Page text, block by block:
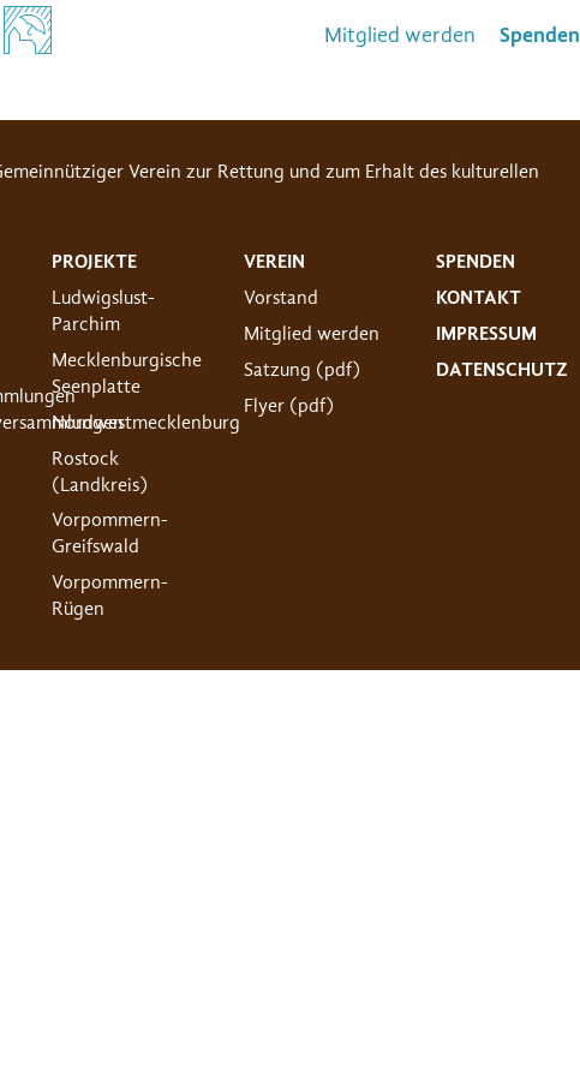
Mitglied werden Spenden
Verein zur Rettung und zum Erhalt des kulturellen
PROJEKTE
Ludwigslust-
Parchim
Mecklenburgische
Seenplatte
Nordwestmecklenburg
Rostock
(Landkreis)
Vorpommern-
Greifswald
Vorpommern-
Rügen
VEREIN
Vorstand
Mitglied werden
Satzung (pdf)
Flyer (pdf)
SPENDEN
KONTAKT
IMPRESSUM
DATENSCHUTZ